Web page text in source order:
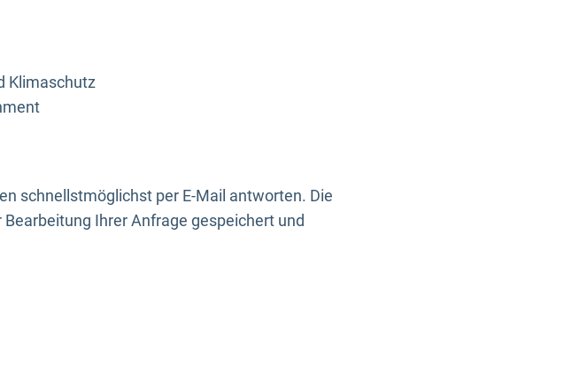
Klimaschutz
schnellstmöglichst per E-Mail antworten. Die
Ihrer Anfrage gespeichert und